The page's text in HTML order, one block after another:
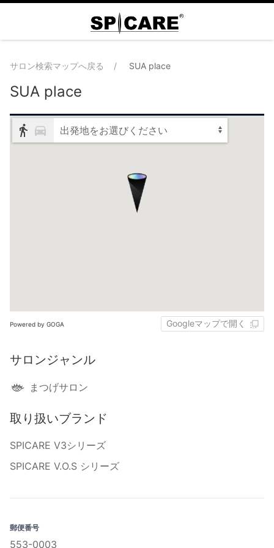
サロン検索マップへ戻る SUA place
SUA place
出発地をお選びください
Powered by GOGA Googleマップで開く
サロンジャンル
まつげサロン
取り扱いブランド
SPICARE V3シリーズ
SPICARE V.O.S シリーズ
郵便番号
553-0003